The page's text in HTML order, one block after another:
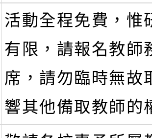
活動全程免費，惟
有限，請報名教師
席，請勿臨時無故
響其他備取教師的